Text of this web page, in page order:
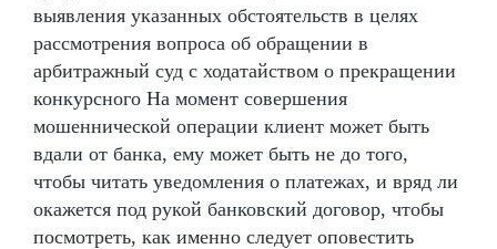
выявления указанных обстоятельств в целях
рассмотрения вопроса об обращении в
арбитражный суд с ходатайством о прекращении
конкурсного На момент совершения
мошеннической операции клиент может быть
вдали от банка, ему может быть не до того,
чтобы читать уведомления о платежах, и вряд ли
окажется под рукой банковский договор, чтобы
посмотреть, как именно следует оповестить